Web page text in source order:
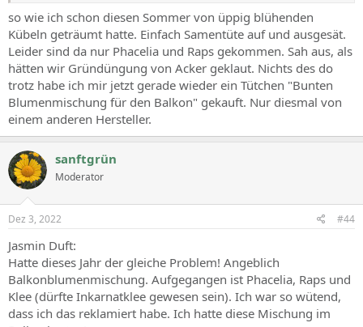
so wie ich schon diesen Sommer von üppig blühenden
Kübeln geträumt hatte. Einfach Samentüte auf und ausgesät.
Leider sind da nur Phacelia und Raps gekommen. Sah aus, als
hätten wir Gründüngung von Acker geklaut. Nichts des do
trotz habe ich mir jetzt gerade wieder ein Tütchen "Bunten
Blumenmischung für den Balkon" gekauft. Nur diesmal von
einem anderen Hersteller.
sanftgrün
Moderator
Dez 3, 2022 #44
Jasmin Duft:
Hatte dieses Jahr der gleiche Problem! Angeblich
Balkonblumenmischung. Aufgegangen ist Phacelia, Raps und
Klee (dürfte Inkarnatklee gewesen sein). Ich war so wütend,
dass ich das reklamiert habe. Ich hatte diese Mischung im